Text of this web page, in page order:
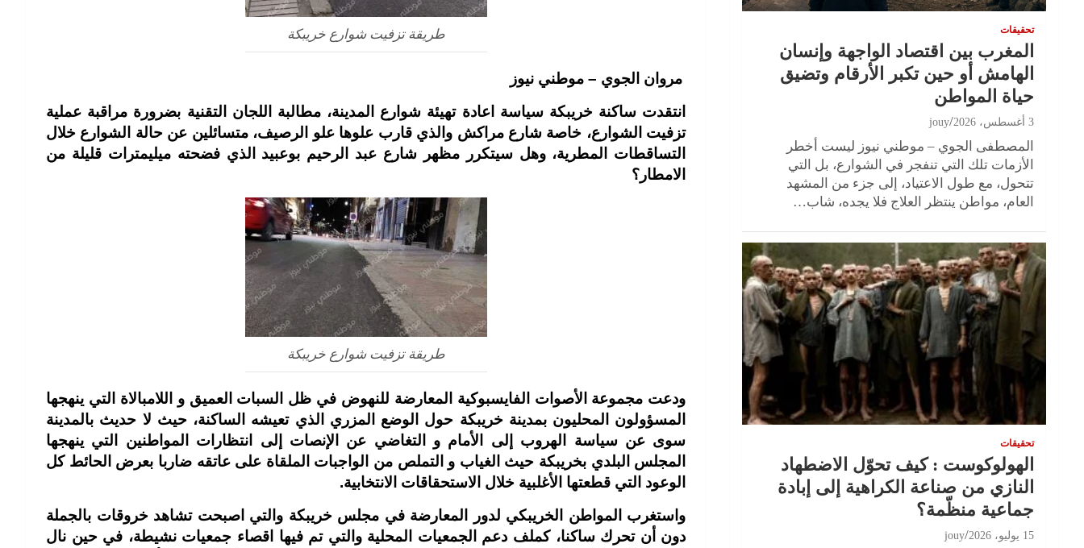
طريقة تزفيت شوارع خريبكة
مروان الجوي – موطني نيوز
انتقدت ساكنة خريبكة سياسة اعادة تهيئة شوارع المدينة، مطالبة اللجان التقنية بضرورة مراقبة عملية
تزفيت الشوارع، خاصة شارع مراكش والذي قارب علوها علو الرصيف، متسائلين عن حالة الشوارع خلال
التساقطات المطرية، وهل سيتكرر مظهر شارع عبد الرحيم بوعبيد الذي فضحته ميليمترات قليلة من
الامطار؟
طريقة تزفيت شوارع خريبكة
ودعت مجموعة الأصوات الفايسبوكية المعارضة للنهوض في ظل السبات العميق و اللامبالاة التي ينهجها
المسؤولون المحليون بمدينة خريبكة حول الوضع المزري الذي تعيشه الساكنة، حيث لا حديث بالمدينة
سوى عن سياسة الهروب إلى الأمام و التغاضي عن الإنصات إلى انتظارات المواطنين التي ينهجها
المجلس البلدي بخريبكة حيث الغياب و التملص من الواجبات الملقاة على عاتقه ضاربا بعرض الحائط كل
الوعود التي قطعتها الأغلبية خلال الاستحقاقات الانتخابية.
واستغرب المواطن الخريبكي لدور المعارضة في مجلس خريبكة والتي اصبحت تشاهد خروقات بالجملة
دون أن تحرك ساكنا، كملف دعم الجمعيات المحلية والتي تم فيها اقصاء جمعيات نشيطة، في حين نال
تحقيقات
المغرب بين اقتصاد الواجهة وإنسان
الهامش أو حين تكبر الأرقام وتضيق
حياة المواطن
3 أغسطس، 2026 jouy
المصطفى الجوي – موطني نيوز ليست أخطر
الأزمات تلك التي تنفجر في الشوارع، بل التي
تتحول، مع طول الاعتياد، إلى جزء من المشهد
العام، مواطن ينتظر العلاج فلا يجده، شاب…
تحقيقات
الهولوكوست : كيف تحوّل الاضطهاد
النازي من صناعة الكراهية إلى إبادة
جماعية منظّمة؟
15 يوليو، 2026 jouy